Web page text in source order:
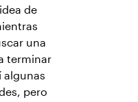
de
una
terminar
algunas
pero